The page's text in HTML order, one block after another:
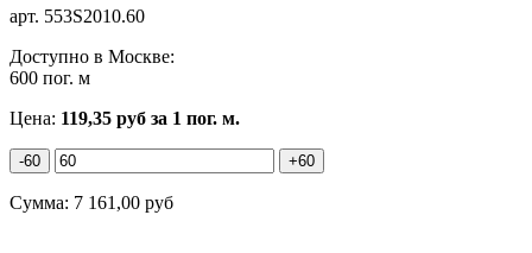
арт. 553S2010.60
Доступно в Москве:
600 пог. м
Цена: 119,35 руб за 1 пог. м.
-60 +60
Сумма: 7 161,00 руб